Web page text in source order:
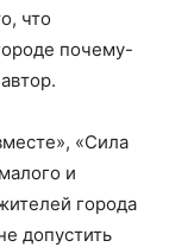
что
почему-
«Сила
и
города
допустить